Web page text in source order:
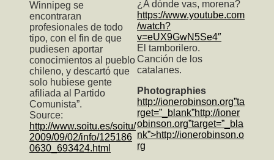
Winnipeg se
encontraran
profesionales de todo
tipo, con el fin de que
pudiesen aportar
conocimientos al pueblo
chileno, y descartó que
solo hubiese gente
afiliada al Partido
Comunista”.
Source:
http://www.soitu.es/soitu/
2009/09/02/info/125186
0630_693424.html
¿A dónde vas, morena?
https://www.youtube.com
/watch?
v=eUX9GwN5Se4″
El tamborilero.
Canción de los
catalanes.
Photographies
http://ionerobinson.org”ta
rget=”_blank”http://ioner
obinson.org”target=”_bla
nk”>http://ionerobinson.o
rg